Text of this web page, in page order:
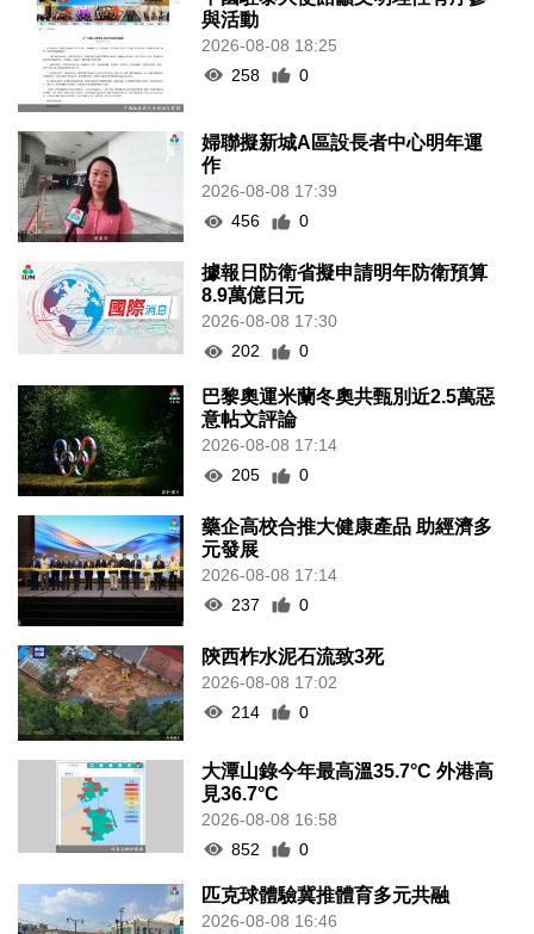
與活動
2026-08-08 18:25
258
0
婦聯擬新城A區設長者中心明年運
作
2026-08-08 17:39
456
0
據報日防衛省擬申請明年防衛預算
8.9萬億日元
2026-08-08 17:30
202
0
巴黎奧運米蘭冬奧共甄別近2.5萬惡
意帖文評論
2026-08-08 17:14
205
0
藥企高校合推大健康產品 助經濟多
元發展
2026-08-08 17:14
237
0
陝西柞水泥石流致3死
2026-08-08 17:02
214
0
大潭山錄今年最高溫35.7°C 外港高
見36.7°C
2026-08-08 16:58
852
0
匹克球體驗冀推體育多元共融
2026-08-08 16:46